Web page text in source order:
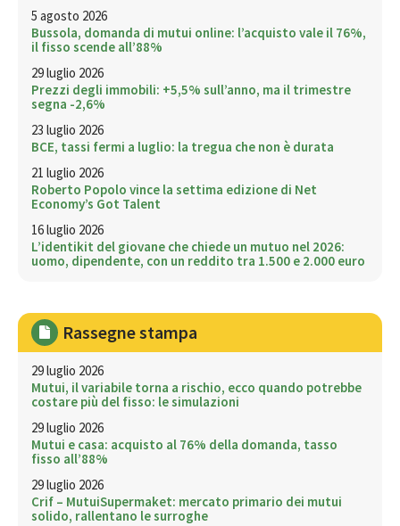
5 agosto 2026
Bussola, domanda di mutui online: l’acquisto vale il 76%,
il fisso scende all’88%
29 luglio 2026
Prezzi degli immobili: +5,5% sull’anno, ma il trimestre
segna -2,6%
23 luglio 2026
BCE, tassi fermi a luglio: la tregua che non è durata
21 luglio 2026
Roberto Popolo vince la settima edizione di Net
Economy’s Got Talent
16 luglio 2026
L’identikit del giovane che chiede un mutuo nel 2026:
uomo, dipendente, con un reddito tra 1.500 e 2.000 euro
Rassegne stampa
29 luglio 2026
Mutui, il variabile torna a rischio, ecco quando potrebbe
costare più del fisso: le simulazioni
29 luglio 2026
Mutui e casa: acquisto al 76% della domanda, tasso
fisso all’88%
29 luglio 2026
Crif – MutuiSupermaket: mercato primario dei mutui
solido, rallentano le surroghe